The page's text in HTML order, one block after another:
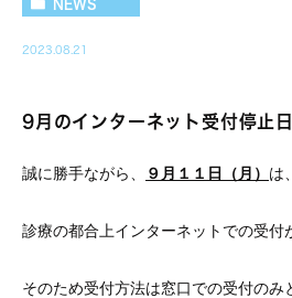
NEWS
2023.08.21
9月のインターネット受付停止
誠に勝手ながら、 ９ 月１１日（月） は、
診療の都合上インターネットでの受付
そのため受付方法は窓口での受付のみ